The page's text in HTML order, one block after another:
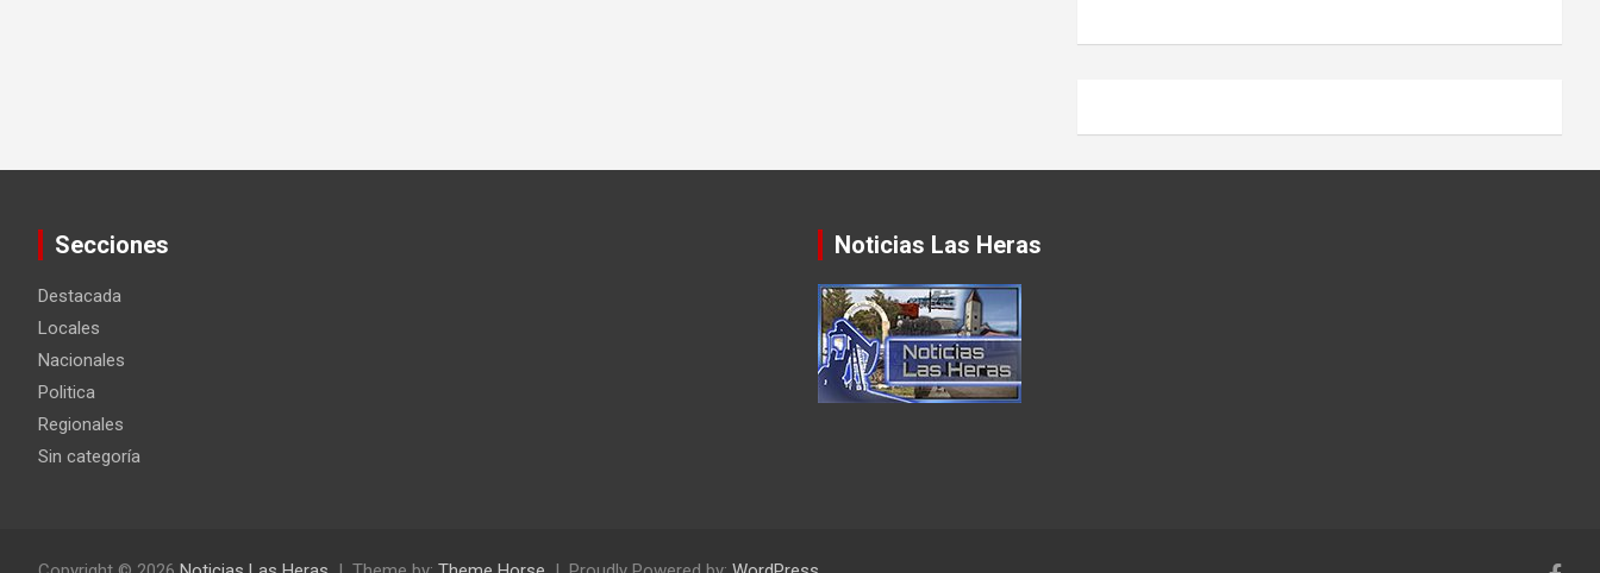
Secciones
Destacada
Locales
Nacionales
Politica
Regionales
Sin categoría
Noticias Las Heras